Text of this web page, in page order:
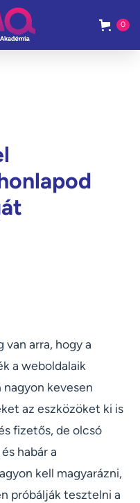
0
van arra, hogy a
a weboldalaik
nagyon kevesen
az eszközöket ki is
fizetős, de olcsó
habár a
kell magyarázni,
próbálják tesztelni a